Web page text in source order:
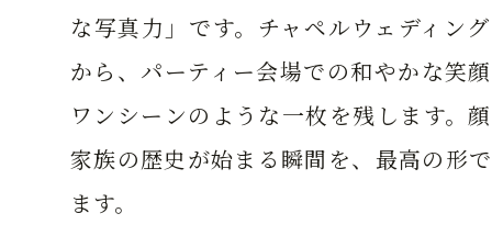
な写真力」です。チャペルウェディン
から、パーティー会場での和やかな笑
ワンシーンのような一枚を残します。
家族の歴史が始まる瞬間を、最高の形
ます。